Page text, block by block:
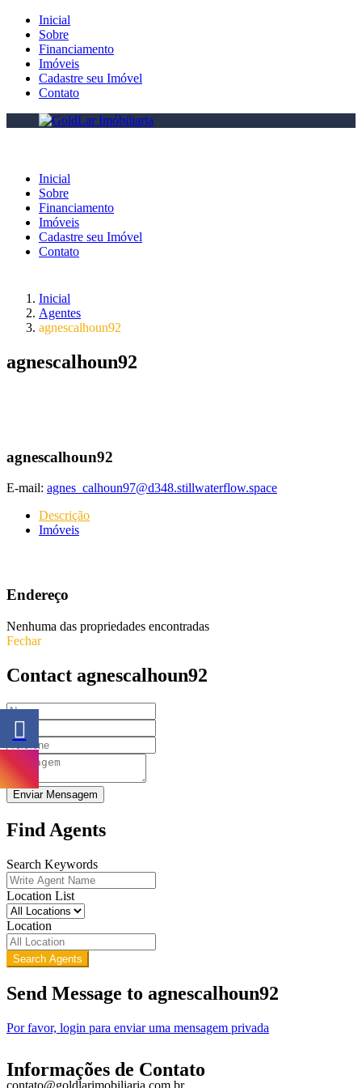
Inicial
Sobre
Financiamento
Imóveis
Cadastre seu Imóvel
Contato
Inicial
Sobre
Financiamento
Imóveis
Cadastre seu Imóvel
Contato
Inicial
Agentes
agnescalhoun92
agnescalhoun92
agnescalhoun92
E-mail: agnes_calhoun97@d348.stillwaterflow.space
Descrição
Imóveis
Endereço
Nenhuma das propriedades encontradas
Fechar
Contact agnescalhoun92
Enviar Mensagem
Find Agents
Search Keywords
Location List
Location
Search Agents
Send Message to agnescalhoun92
Por favor, login para enviar uma mensagem privada
Informações de Contato